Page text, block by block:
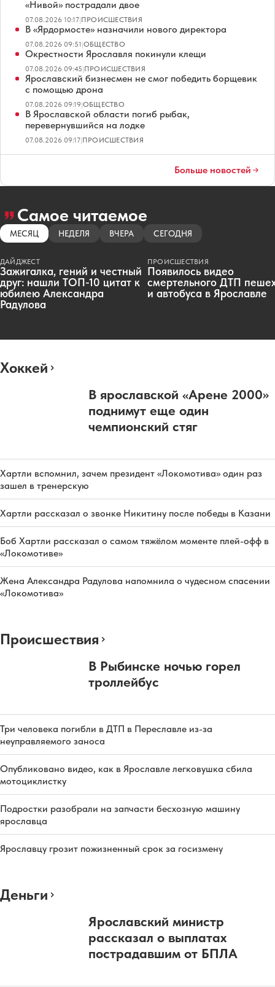
«Нивой» пострадали двое
07.08.2026 10:17|ПРОИСШЕСТВИЯ
В «Ярдормосте» назначили нового директора
07.08.2026 09:51|ОБЩЕСТВО
Окрестности Ярославля покинули клещи
07.08.2026 09:45|ПРОИСШЕСТВИЯ
Ярославский бизнесмен не смог победить борщевик
с помощью дрона
07.08.2026 09:19|ОБЩЕСТВО
В Ярославской области погиб рыбак,
перевернувшийся на лодке
07.08.2026 09:17|ПРОИСШЕСТВИЯ
Больше новостей
Самое читаемое
МЕСЯЦ НЕДЕЛЯ ВЧЕРА СЕГОДНЯ
ДАЙДЖЕСТ
Зажигалка, гений и честный
друг: нашли ТОП-10 цитат к
юбилею Александра
Радулова
ПРОИСШЕСТВИЯ
Появилось видео
смертельного ДТП
и автобуса в Ярославле
Хоккей
В ярославской «Арене 2000»
поднимут еще один
чемпионский стяг
Хартли вспомнил, зачем президент «Локомотива» один раз
зашел в тренерскую
Хартли рассказал о звонке Никитину после победы в Казани
Боб Хартли рассказал о самом тяжёлом моменте плей-офф в
«Локомотиве»
Жена Александра Радулова напомнила о чудесном спасении
«Локомотива»
Происшествия
В Рыбинске ночью горел
троллейбус
Три человека погибли в ДТП в Переславле из-за
неуправляемого заноса
Опубликовано видео, как в Ярославле легковушка сбила
мотоциклистку
Подростки разобрали на запчасти бесхозную машину
ярославца
Ярославцу грозит пожизненный срок за госизмену
Деньги
Ярославский министр
рассказал о выплатах
пострадавшим от БПЛА